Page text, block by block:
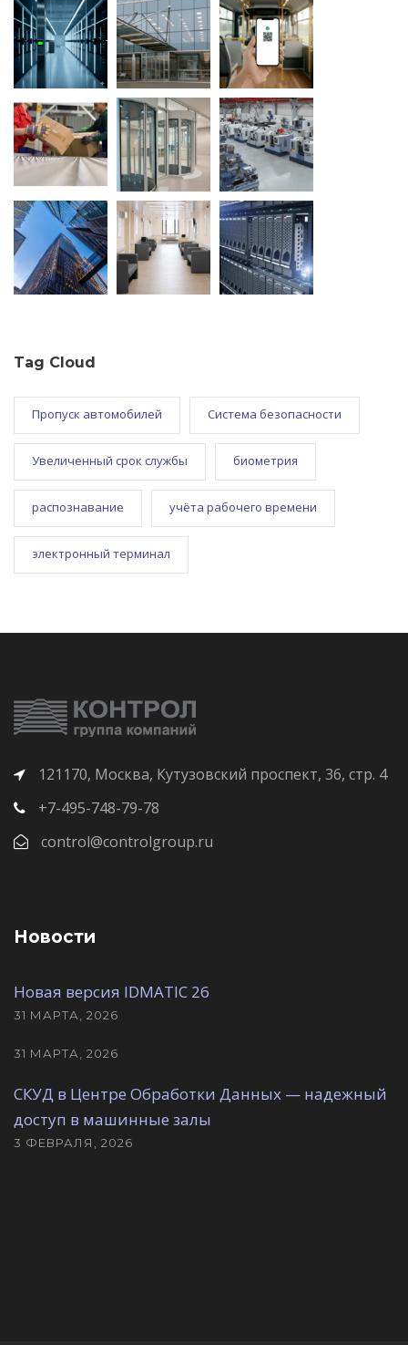
Tag Cloud
Пропуск автомобилей Система безопасности
Увеличенный срок службы биометрия
распознавание учёта рабочего времени
электронный терминал
121170, Москва, Кутузовский проспект, 36, стр. 4
+7-495-748-79-78
control@controlgroup.ru
Новости
Новая версия IDMATIC 26
31 МАРТА, 2026
31 МАРТА, 2026
СКУД в Центре Обработки Данных — надежный
доступ в машинные залы
3 ФЕВРАЛЯ, 2026